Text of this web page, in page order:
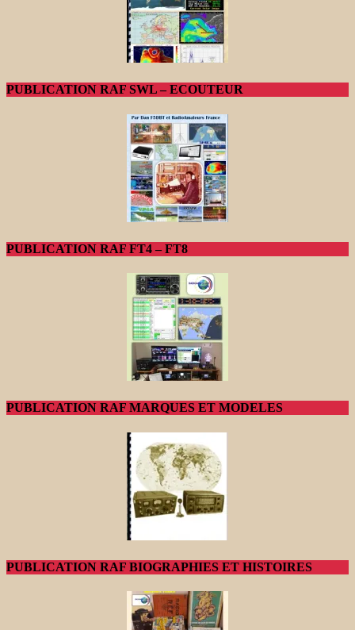
PUBLICATION RAF SWL – ECOUTEUR
PUBLICATION RAF FT4 – FT8
PUBLICATION RAF MARQUES ET MODELES
PUBLICATION RAF BIOGRAPHIES ET HISTOIRES